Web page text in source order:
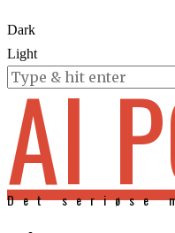
Dark
Light
KURSER
AI
Det seriøse